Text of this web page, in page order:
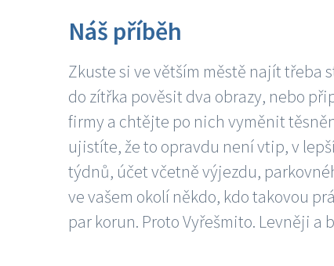
Náš příběh
Zkuste si ve větším městě najít třeba
do zítřka pověsit dva obrazy, nebo
firmy a chtějte po nich vyměnit
ujistíte, že to opravdu není vtip, v
týdnů, účet včetně výjezdu,
ve vašem okolí někdo, kdo takovou
par korun. Proto Vyřešmito. Levněji a